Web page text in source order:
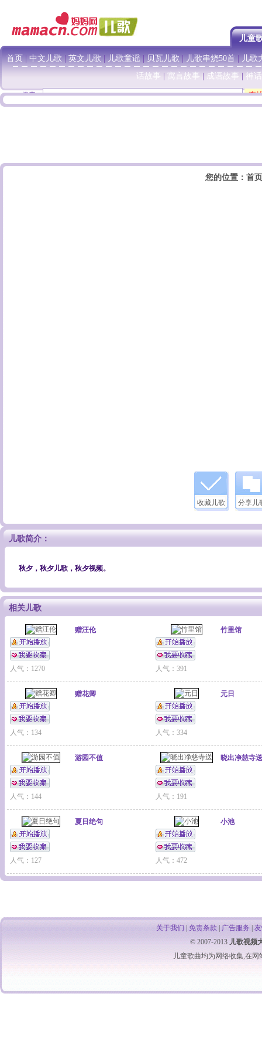
儿童
首页|中文儿歌|英文儿歌|儿歌童谣|贝瓦儿歌|儿歌串烧50首|儿歌
话故事
寓言故事 成语故事 神
搜索：
您的位置： 首页
收藏儿歌 分享儿
儿歌简介：
秋夕，秋夕儿歌，秋夕视频。
相关儿歌
赠汪伦
人气：1270
竹里馆
人气：391
赠花卿
人气：134
元日
人气：334
游园不值
人气：144
晓出净慈寺送
人气：191
夏日绝句
人气：127
小池
人气：472
关于我们 免责条款 广告服务
© 2007-2013 儿歌视频
儿童歌曲均为网络收集,在网